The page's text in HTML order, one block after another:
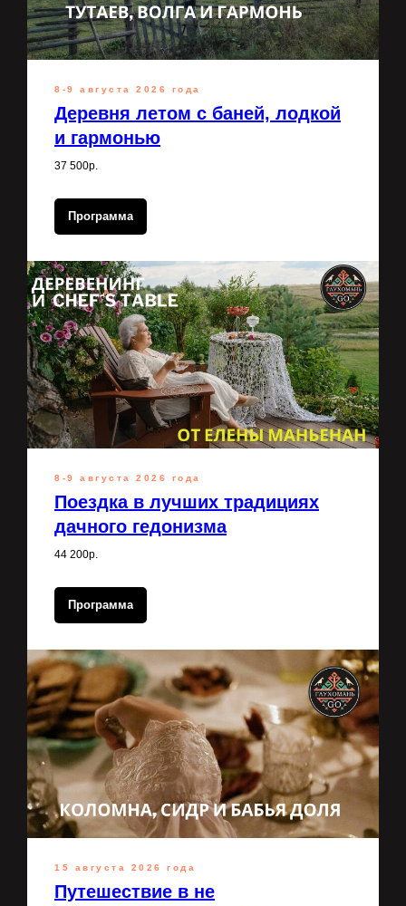
8-9 августа 2026 года
Деревня летом с баней, лодкой
и гармонью
37 500р.
Программа
8-9 августа 2026 года
Поездка в лучших традициях
дачного гедонизма
44 200р.
Программа
15 августа 2026 года
Путешествие в не